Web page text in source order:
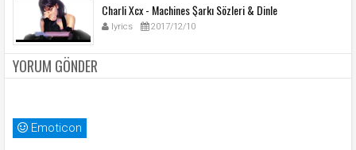
Charli Xcx - Machines Şarkı Sözleri & Dinle
lyrics 2017/12/10
YORUM GÖNDER
Emoticon